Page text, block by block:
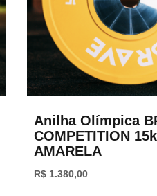
Anilha Olímpica
COMPETITION
AMARELA
R$1.380,00